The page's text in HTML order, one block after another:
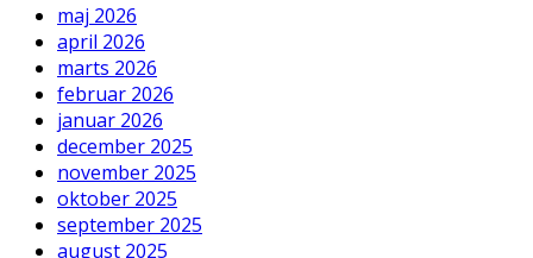
maj 2026
april 2026
marts 2026
februar 2026
januar 2026
december 2025
november 2025
oktober 2025
september 2025
august 2025